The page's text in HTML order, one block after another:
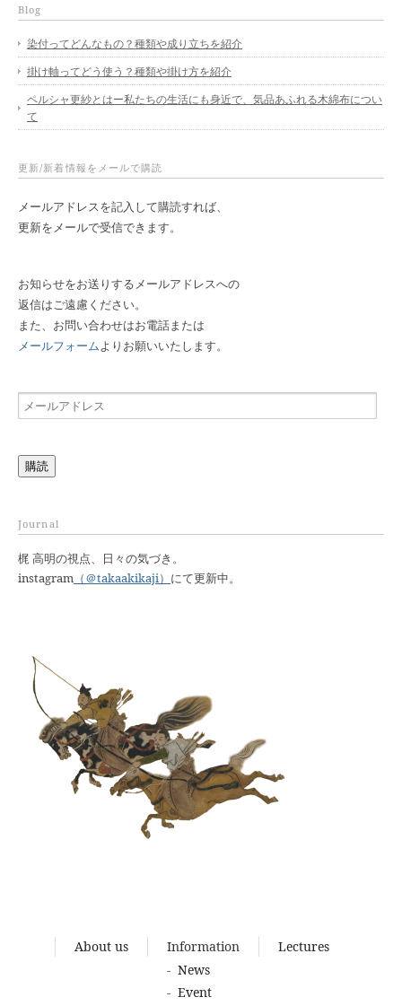
Blog
染付ってどんなもの？種類や成り立ちを紹介
掛け軸ってどう使う？種類や掛け方を紹介
ペルシャ更紗とはー私たちの生活にも身近で、気品あふれる木綿布につい
て
更新/新着情報をメールで購読
メールアドレスを記入して購読すれば、
更新をメールで受信できます。
お知らせをお送りするメールアドレスへの
返信はご遠慮ください。
また、お問い合わせはお電話または
メールフォームよりお願いいたします。
メ
ー
ア
ス
購読
Journal
梶 高明の視点、日々の気づき。
instagram （＠takaakikaji） にて更新中。
About us
Information
News
Event
Lectures